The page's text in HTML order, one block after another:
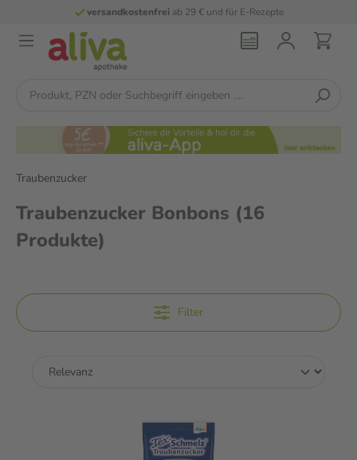
persönliche
Traubenzucker
Traubenzucker Bonbons (16
Produkte)
Filter